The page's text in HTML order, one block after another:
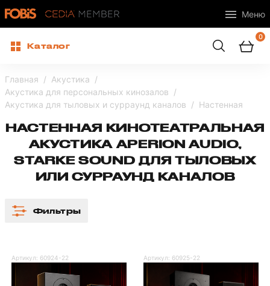
Меню
Каталог
0
Главная
Акустика
Акустика для персональных кинозалов
Акустика для тыловых и сурраунд каналов
Настенная
НАСТЕННАЯ КИНОТЕАТРАЛЬНАЯ
АКУСТИКА APERION AUDIO,
STARKE SOUND ДЛЯ ТЫЛОВЫХ
ИЛИ СУРРАУНД КАНАЛОВ
Фильтры
Артикул: 60924-22 Артикул: 60925-22